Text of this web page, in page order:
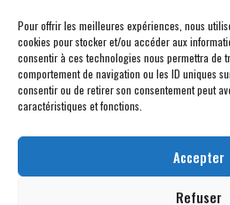
Pour offrir les meilleures expériences, nous
cookies pour stocker et/ou accéder aux
consentir à ces technologies nous permettra de
comportement de navigation ou les ID uniques
consentir ou de retirer son consentement peut
caractéristiques et fonctions.
Accepter
Refuser